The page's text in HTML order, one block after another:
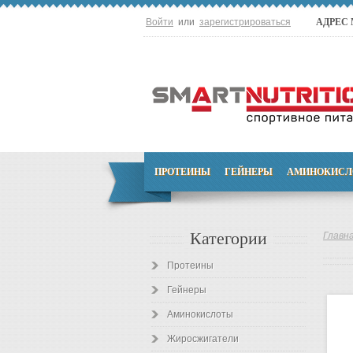
Войти или зарегистрироваться АДРЕС
ПРОТЕИНЫ ГЕЙНЕРЫ
Категории
Протеины
Гейнеры
Аминокислоты
Жиросжигатели